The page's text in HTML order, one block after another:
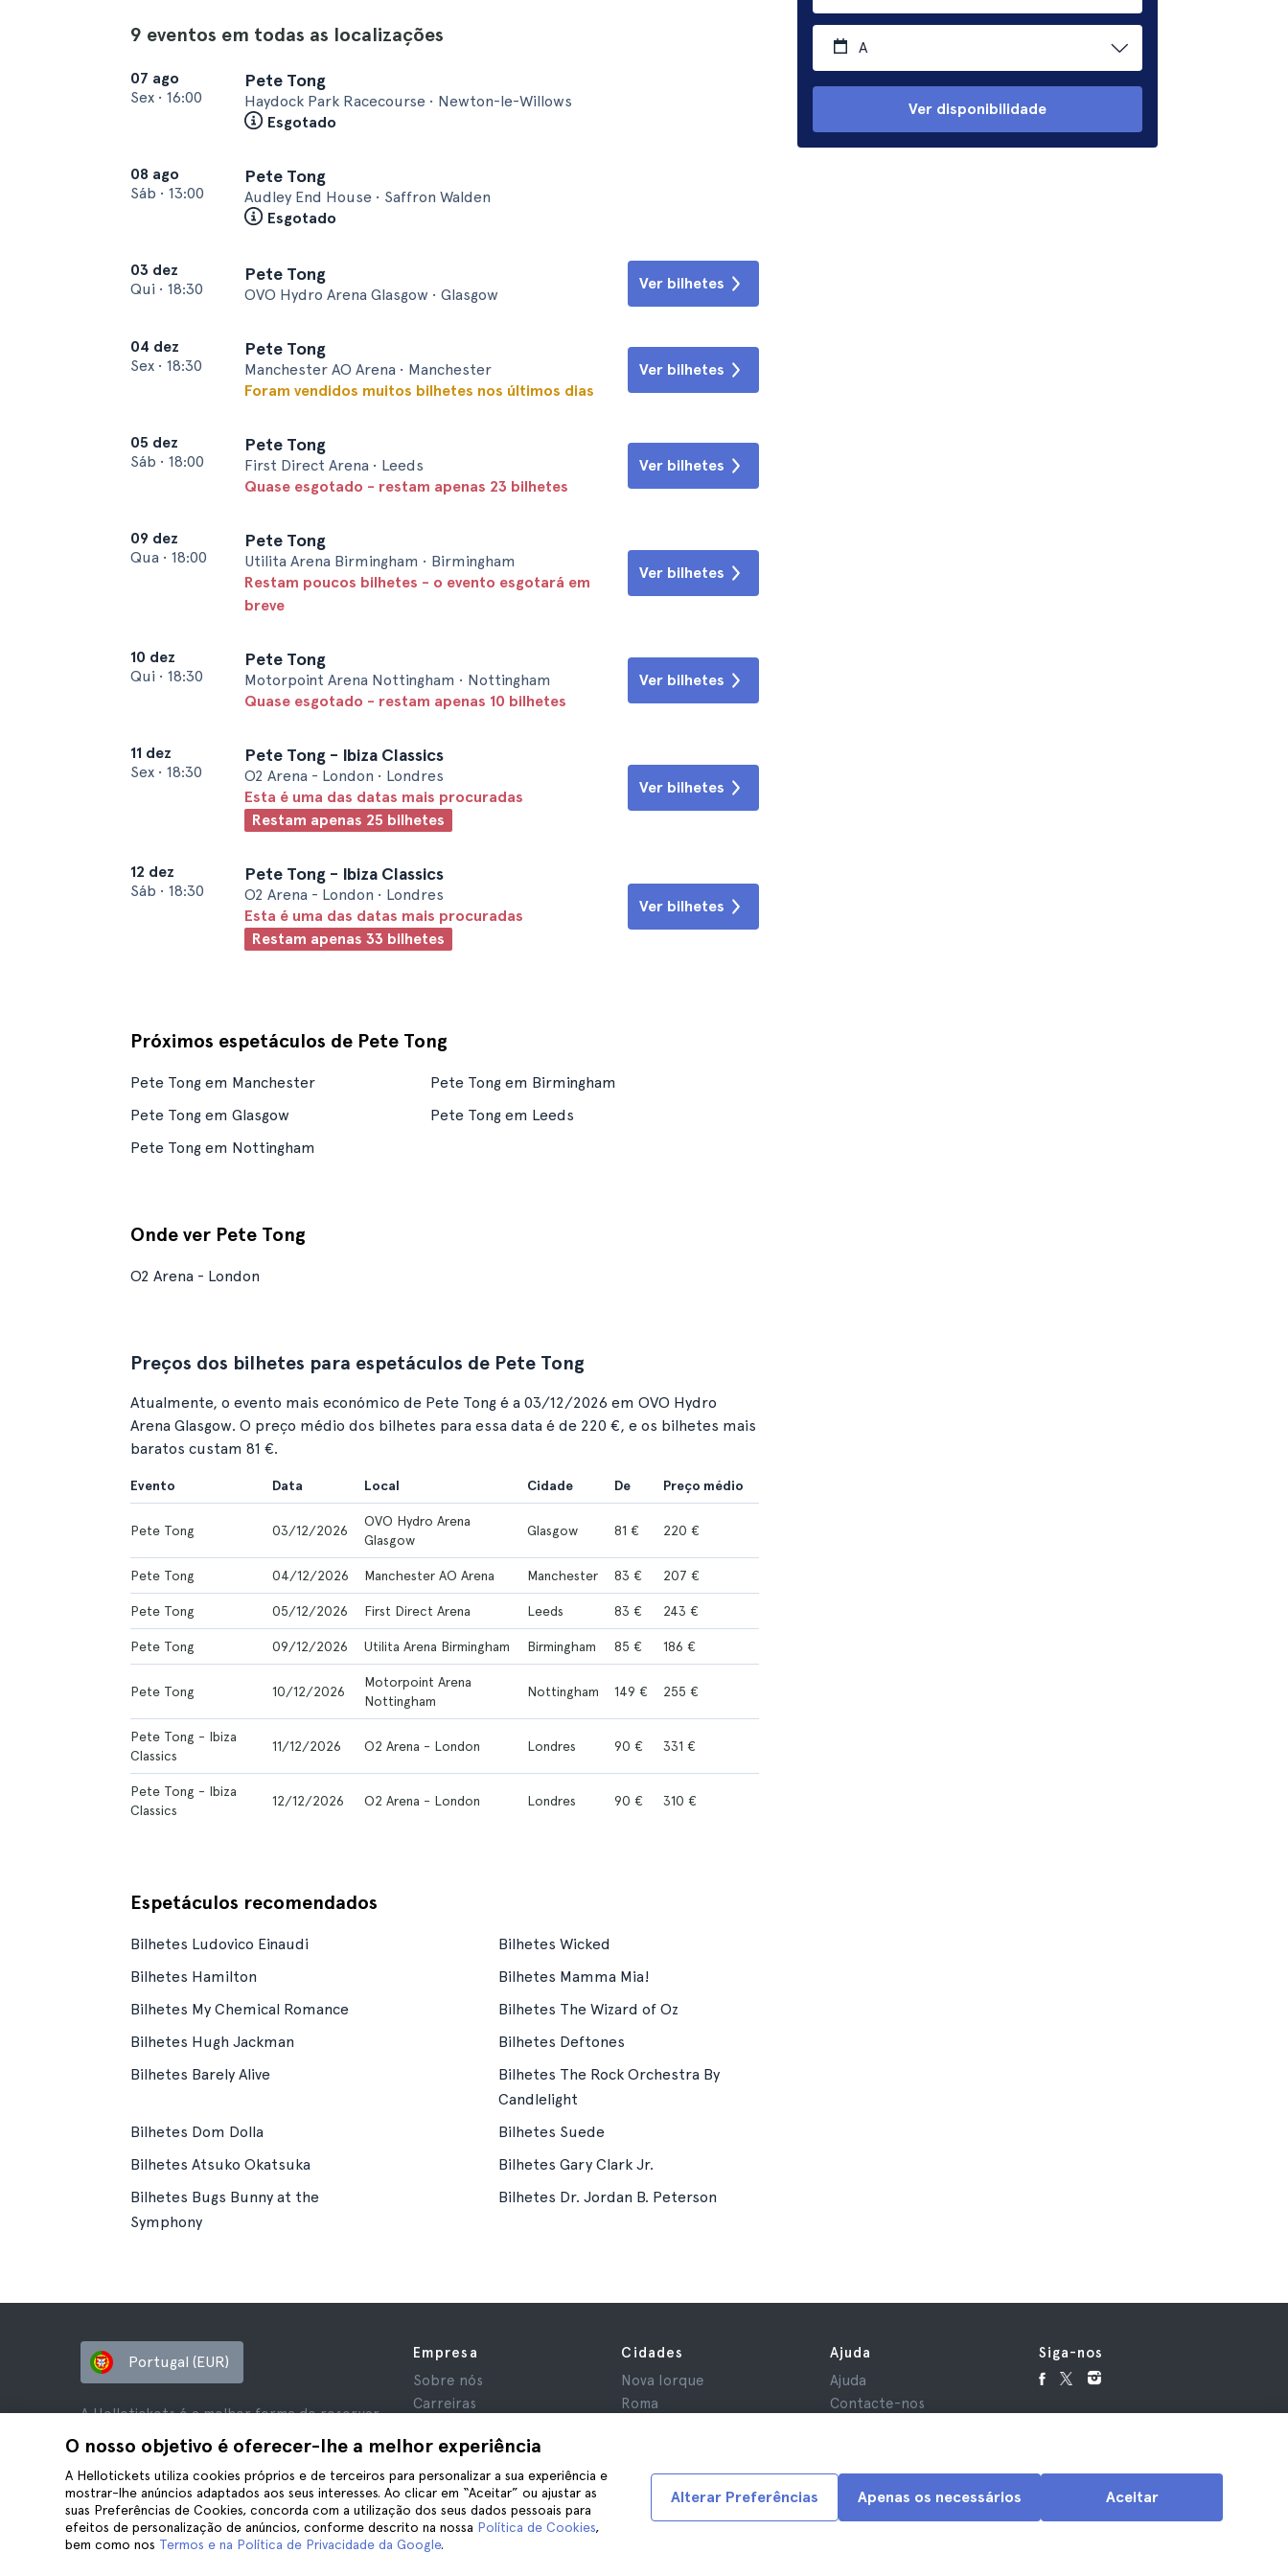
A
Ver disponibilidade
9 eventos em todas as localizações
07 ago
Sex • 16:00
Pete Tong
Haydock Park Racecourse • Newton-le-Willows
Esgotado
08 ago
Sáb • 13:00
Pete Tong
Audley End House • Saffron Walden
Esgotado
03 dez
Qui • 18:30
Pete Tong
OVO Hydro Arena Glasgow • Glasgow
Ver bilhetes
04 dez
Sex • 18:30
Pete Tong
Manchester AO Arena • Manchester
Foram vendidos muitos bilhetes nos últimos dias
Ver bilhetes
05 dez
Sáb • 18:00
Pete Tong
First Direct Arena • Leeds
Quase esgotado - restam apenas 23 bilhetes
Ver bilhetes
09 dez
Qua • 18:00
Pete Tong
Utilita Arena Birmingham • Birmingham
Restam poucos bilhetes - o evento esgotará em
breve
Ver bilhetes
10 dez
Qui • 18:30
Pete Tong
Motorpoint Arena Nottingham • Nottingham
Quase esgotado - restam apenas 10 bilhetes
Ver bilhetes
11 dez
Sex • 18:30
Pete Tong - Ibiza Classics
O2 Arena - London • Londres
Esta é uma das datas mais procuradas
Restam apenas 25 bilhetes
Ver bilhetes
12 dez
Sáb • 18:30
Pete Tong - Ibiza Classics
O2 Arena - London • Londres
Esta é uma das datas mais procuradas
Restam apenas 33 bilhetes
Ver bilhetes
Próximos espetáculos de Pete Tong
Pete Tong em Manchester
Pete Tong em Birmingham
Pete Tong em Glasgow
Pete Tong em Leeds
Pete Tong em Nottingham
Onde ver Pete Tong
O2 Arena - London
Preços dos bilhetes para espetáculos de Pete Tong
Atualmente, o evento mais económico de Pete Tong é a 03/12/2026 em OVO Hydro
Arena Glasgow. O preço médio dos bilhetes para essa data é de 220 €, e os bilhetes mais
baratos custam 81 €.
Evento Data Local Cidade De Preço médio
Pete Tong 03/12/2026
OVO Hydro Arena
Glasgow
Glasgow 81 € 220 €
Pete Tong 04/12/2026 Manchester AO Arena Manchester 83 € 207 €
Pete Tong 05/12/2026 First Direct Arena Leeds 83 € 243 €
Pete Tong 09/12/2026 Utilita Arena Birmingham Birmingham 85 € 186 €
Pete Tong 10/12/2026
Motorpoint Arena
Nottingham
Nottingham 149 € 255 €
Pete Tong - Ibiza
Classics
11/12/2026 O2 Arena - London Londres 90 € 331 €
Pete Tong - Ibiza
Classics
12/12/2026 O2 Arena - London Londres 90 € 310 €
Espetáculos recomendados
Bilhetes Ludovico Einaudi
Bilhetes Wicked
Bilhetes Hamilton
Bilhetes Mamma Mia!
Bilhetes My Chemical Romance
Bilhetes The Wizard of Oz
Bilhetes Hugh Jackman
Bilhetes Deftones
Bilhetes Barely Alive
Bilhetes The Rock Orchestra By
Candlelight
Bilhetes Dom Dolla
Bilhetes Suede
Bilhetes Atsuko Okatsuka
Bilhetes Gary Clark Jr.
Bilhetes Bugs Bunny at the
Symphony
Bilhetes Dr. Jordan B. Peterson
O nosso objetivo é oferecer-lhe a melhor experiência
A Hellotickets utiliza cookies próprios e de terceiros para personalizar a sua experiência e
mostrar-lhe anúncios adaptados aos seus interesses. Ao clicar em “Aceitar” ou ajustar as
suas Preferências de Cookies, concorda com a utilização dos seus dados pessoais para
efeitos de personalização de anúncios, conforme descrito na nossa Política de Cookies,
bem como nos Termos e na Política de Privacidade da Google.
Aceitar
Apenas os necessários
Alterar Preferências
Portugal (EUR)
A Hellotickets é a melhor forma de reservar
tours e atividades em todo o mundo.
© Hello Ticket, SL.
Empresa
Sobre nós
Carreiras
Avaliações
Privacidade
Termos e Condições
Aviso Legal
Cookies
Cidades
Nova Iorque
Roma
Granada
Cracóvia
Tenerife
Ajuda
Ajuda
Contacte-nos
Siga-nos